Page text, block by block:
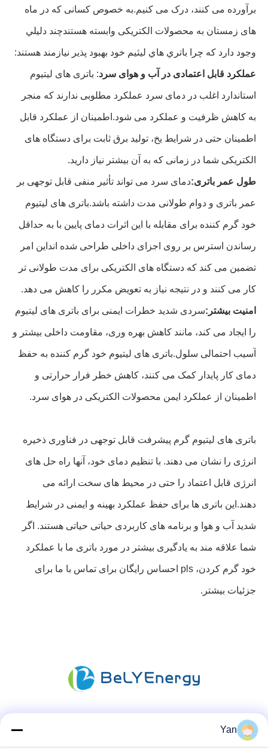
برآورده می کنند، درک می کنیم.به خصوص کسانی که در ماه
های زمستان به محصولات الکتریکی وابسته هستندچند دليلي
وجود دارد که چرا باتري هاي ليثيم خود بهبود پذير نيازمند هستند:
عملکرد قابل اعتمادی در آب و هوای سرد: باتری های لیتیوم
استاندارد اغلب در دمای سرد عملکرد مطلوبی ندارند که منجر
به کاهش ظرفیت و عملکرد می شود.اطمینان از عملکرد قابل
اطمینان حتی در شرایط یخ، تولید برق ثابت برای دستگاه های
الکتریکی شما در زمانی که به آن بیشتر نیاز دارید.
طول عمر باتری:دمای سرد می تواند تأثیر منفی قابل توجهی بر
عمر باتری و دوام طولانی مدت داشته باشد.باتری های لیتیوم
خود گرم کننده برای مقابله با این اثرات دمای پایین با به حداقل
رساندن استرس بر روی اجزای داخلی طراحی شده انداین امر
تضمین می کند که دستگاه های الکتریکی برای مدت طولانی تر
کار می کنند و در نتیجه نیاز به تعویض مکرر را کاهش می دهد.
امنیت بیشتر:سردی شدید خطرات ایمنی برای باتری های لیتیوم
را ایجاد می کند، مانند کاهش بهره وری، مقاومت داخلی بیشتر و
آسیب احتمالی سلول.باتری های لیتیوم خود گرم کننده به حفظ
دمای کار پایدار کمک می کنند، کاهش خطر فرار حرارتی و
اطمینان از عملکرد ایمن محصولات الکتریکی در هوای سرد.
باتری های لیتیوم گرم پیشرفت قابل توجهی در فناوری ذخیره
انرژی را نشان می دهند. با تنظیم دمای خود، آنها راه حل های
انرژی قابل اعتماد را حتی در محیط های سخت ارائه می
دهند.این باتری ها برای حفظ عملکرد بهینه و ایمنی در شرایط
شدید آب و هوا و برنامه های کاربردی حیاتی حیاتی هستند. اگر
شما علاقه مند به یادگیری بیشتر در مورد باتری ما با عملکرد
خود گرم کردن، pls احساس رایگان برای تماس با ما برای
جزئیات بیشتر.
Yan